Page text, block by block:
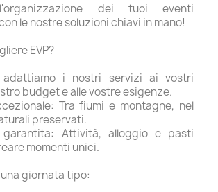
dei tuoi eventi
le nostre soluzioni chiavi in ​​mano!
EVP?
adattiamo i nostri servizi ai vostri
budget e alle vostre esigenze.
Tra fiumi e montagne, nel
preservati.
garantita: Attività, alloggio e pasti
momenti unici.
una giornata tipo: